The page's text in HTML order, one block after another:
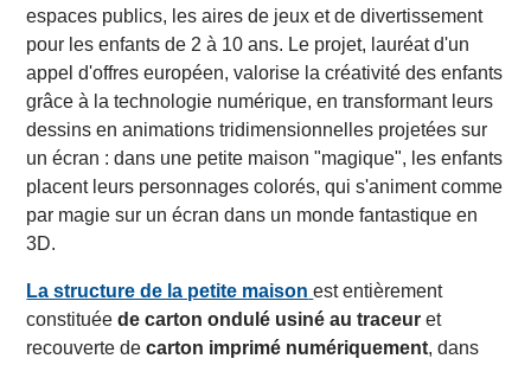
espaces publics, les aires de jeux et de divertissement
pour les enfants de 2 à 10 ans. Le projet, lauréat d'un
appel d'offres européen, valorise la créativité des enfants
grâce à la technologie numérique, en transformant leurs
dessins en animations tridimensionnelles projetées sur
un écran : dans une petite maison "magique", les enfants
placent leurs personnages colorés, qui s'animent comme
par magie sur un écran dans un monde fantastique en
3D.
La structure de la petite maison est entièrement
constituée de carton ondulé usiné au traceur et
recouverte decarton imprimé numériquement, dans